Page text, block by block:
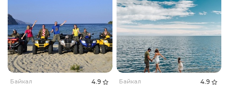
Байкал 4.9 Байкал 4.9